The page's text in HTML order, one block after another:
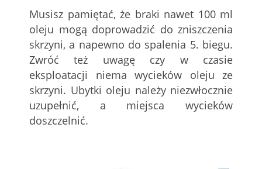
Musisz pamiętać, że braki nawet 100 ml
oleju mogą doprowadzić do zniszczenia
skrzyni, a napewno do spalenia 5. biegu.
Zwróć też uwagę czy w czasie
eksploatacji niema wycieków oleju ze
skrzyni. Ubytki oleju należy niezwłocznie
uzupełnić, a miejsca wycieków
doszczelnić.